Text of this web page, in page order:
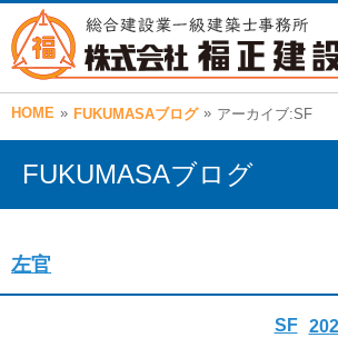
HOME » FUKUMASAブログ » アーカイブ:SF
FUKUMASAブログ
左官
SF